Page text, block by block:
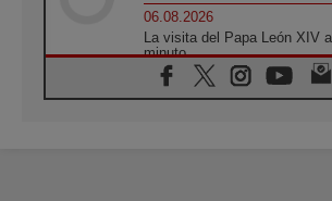
06.08.2026
La visita del Papa León XIV
minuto
06.08.2026
El agradecimiento de los